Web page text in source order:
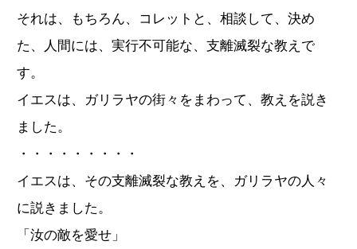
それは、もちろん、コレットと、相談して、決め
た、人間には、実行不可能な、支離滅裂な教えで
す。
イエスは、ガリラヤの街々をまわって、教えを説き
ました。
・・・・・・・・・
イエスは、その支離滅裂な教えを、ガリラヤの人々
に説きました。
「汝の敵を愛せ」